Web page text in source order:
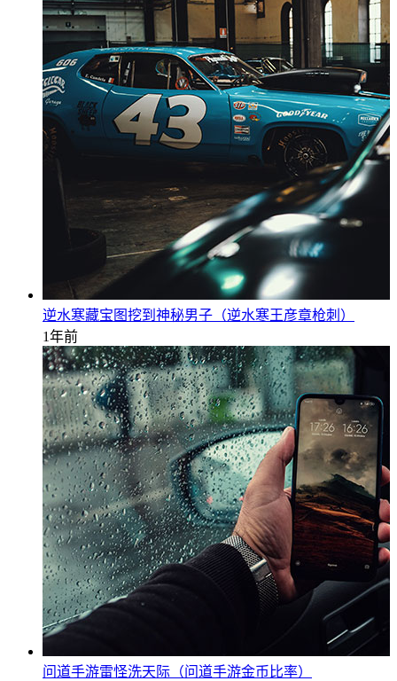
逆水寒藏宝图挖到神秘男子（逆水寒王彦章枪刺）
1年前
问道手游雷怪洗天际（问道手游金币比率）